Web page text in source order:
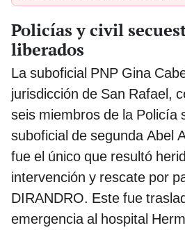
Policías y civil
liberados
La suboficial PNP Gina
jurisdicción de San Rafael,
seis miembros de la Policía
suboficial de segunda Abel
fue el único que resultó
intervención y rescate por
DIRANDRO. Este fue
emergencia al hospital